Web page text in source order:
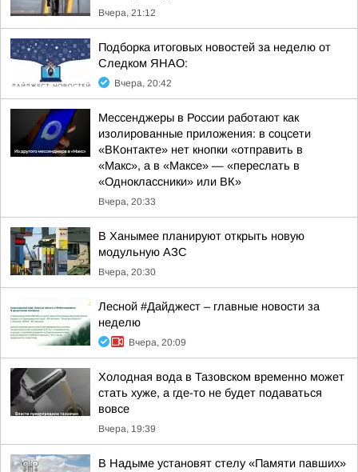
Вчера, 21:12
Подборка итоговых новостей за неделю от
Следком ЯНАО:
Вчера, 20:42
Мессенджеры в России работают как
изолированные приложения: в соцсети
«ВКонтакте» нет кнопки «отправить в
«Макс», а в «Mаксе» — «переслать в
«Одноклассники» или ВК»
Вчера, 20:33
В Ханымее планируют открыть новую
модульную АЗС
Вчера, 20:30
Лесной #Дайджест – главные новости за
неделю
Вчера, 20:09
Холодная вода в Тазовском временно может
стать хуже, а где-то не будет подаваться
вовсе
Вчера, 19:39
В Надыме установят стелу «Памяти павших»